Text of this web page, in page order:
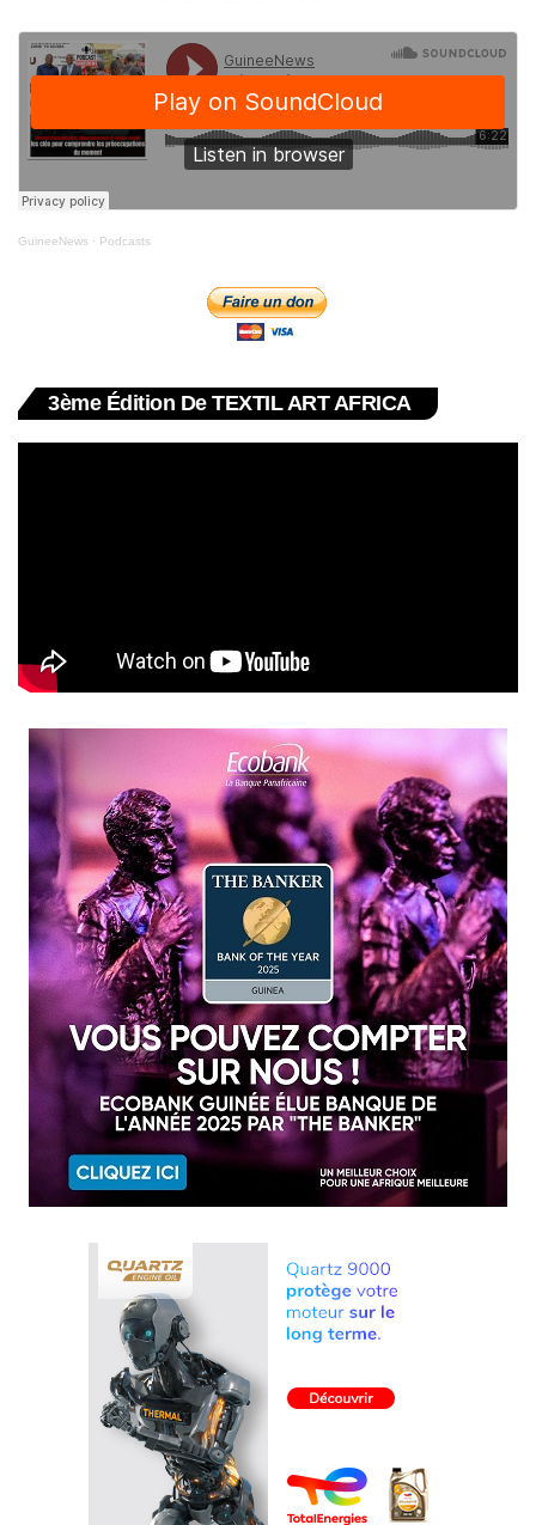
GuineeNews · Podcasts
3ème Édition De TEXTIL ART AFRICA